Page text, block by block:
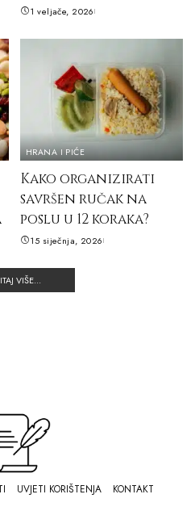
1 veljače, 2026
HRANA I PIĆE
Kako organizirati
savršen ručak na
poslu u 12 koraka?
15 siječnja, 2026
VIŠE...
UVJETI KORIŠTENJA KONTAKT